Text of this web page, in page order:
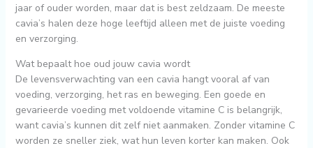
jaar of ouder worden, maar dat is best zeldzaam. De meeste
cavia’s halen deze hoge leeftijd alleen met de juiste voeding
en verzorging.
Wat bepaalt hoe oud jouw cavia wordt
De levensverwachting van een cavia hangt vooral af van
voeding, verzorging, het ras en beweging. Een goede en
gevarieerde voeding met voldoende vitamine C is belangrijk,
want cavia’s kunnen dit zelf niet aanmaken. Zonder vitamine C
worden ze sneller ziek, wat hun leven korter kan maken. Ook